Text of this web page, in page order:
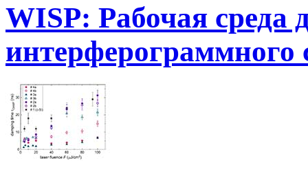
WISP: Рабочая среда
интерферограммного